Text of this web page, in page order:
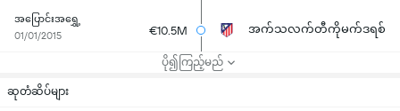
အပြောင်းအရွှေ့
01/01/2015
€10.5M အက်သလက်တီကိုမက်ဒရစ်
ပို၍ကြည့်မည်
ဆုတံဆိပ်များ